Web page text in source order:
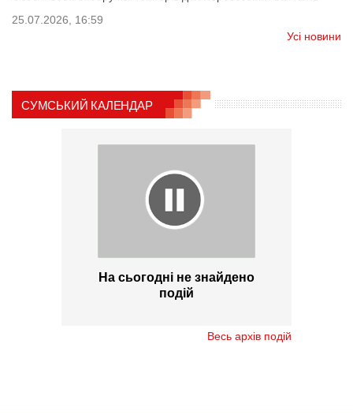
25.07.2026, 16:59
Усі новини
СУМСЬКИЙ КАЛЕНДАР
На сьогодні не знайдено
подій
Весь архів подій